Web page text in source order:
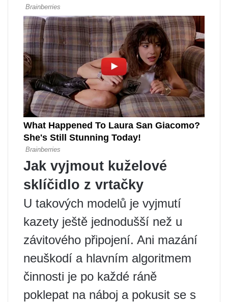
Jak vyjmout kuželové
sklíčidlo z vrtačky
U takových modelů je vyjmutí
kazety ještě jednodušší než u
závitového připojení. Ani mazání
neuškodí a hlavním algoritmem
činnosti je po každé ráně
poklepat na náboj a pokusit se s